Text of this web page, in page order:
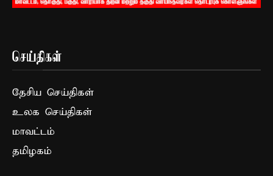
செய்திகள்
தேசிய செய்திகள்
உலக செய்திகள்
மாவட்டம்
தமிழகம்